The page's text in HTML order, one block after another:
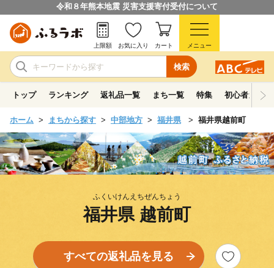
令和８年熊本地震 災害支援寄付受付について
検索
上限額 お気に入り カート メニュー
トップ ランキング 返礼品一覧 まち一覧 特集 初心者ガイド
ホーム まちから探す 中部地方 福井県 福井県越前町
ふくいけんえちぜんちょう
福井県 越前町
すべての返礼品を見る